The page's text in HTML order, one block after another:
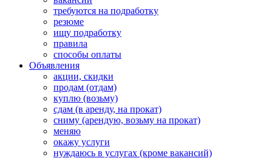
требуются на подработку
резюме
ищу подработку
правила
способы оплаты
Объявления
акции, скидки
продам (отдам)
куплю (возьму)
сдам (в аренду, на прокат)
сниму (арендую, возьму на прокат)
меняю
окажу услуги
нуждаюсь в услугах (кроме вакансий)